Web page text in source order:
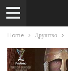
Home Друштво